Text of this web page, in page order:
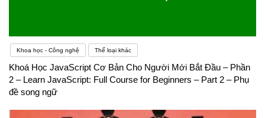
Khoa học - Công nghệ Thể loại khác
Khoá Học JavaScript Cơ Bản Cho Người Mới Bắt Đầu – Phần
2 – Learn JavaScript: Full Course for Beginners – Part 2 – Phụ
đề song ngữ